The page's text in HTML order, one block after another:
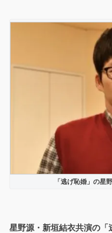
「逃げ恥婚」の星
星野源・新垣結衣共演の